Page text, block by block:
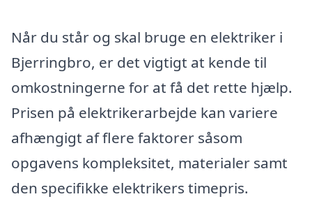
Når du står og skal bruge en elektriker i
Bjerringbro, er det vigtigt at kende til
omkostningerne for at få det rette hjælp.
Prisen på elektrikerarbejde kan variere
afhængigt af flere faktorer såsom
opgavens kompleksitet, materialer samt
den specifikke elektrikers timepris.